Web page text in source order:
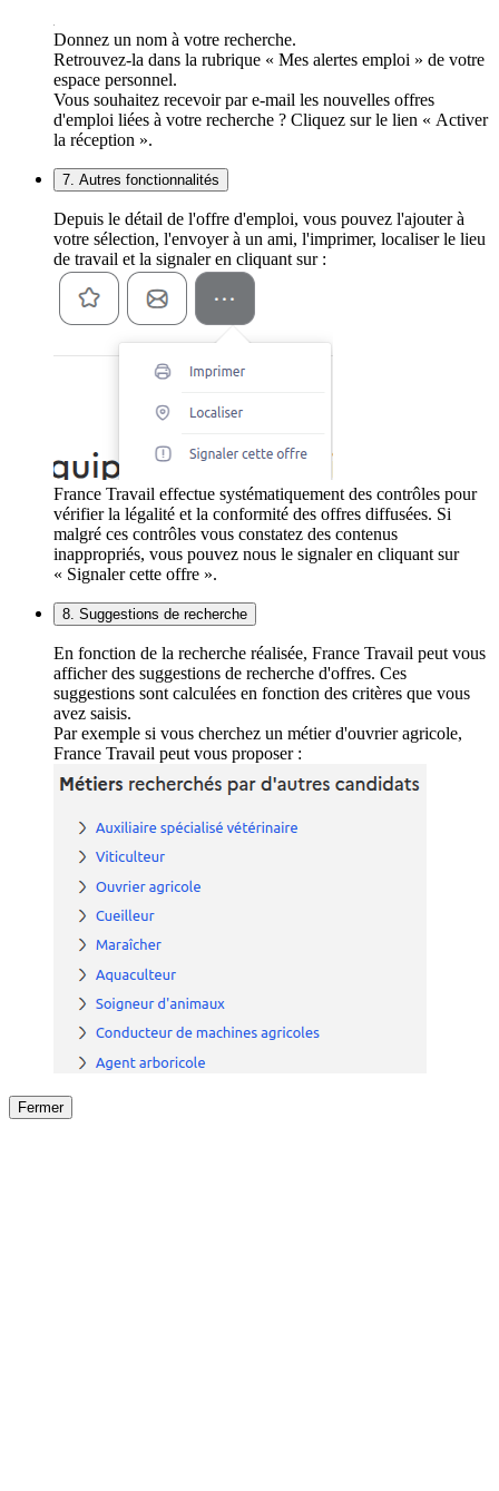
Donnez un nom à votre recherche.
Retrouvez-la dans la rubrique « Mes alertes emploi » de votre
espace personnel.
Vous souhaitez recevoir par e-mail les nouvelles offres
d'emploi liées à votre recherche ? Cliquez sur le lien « Activer
la réception ».
7. Autres fonctionnalités
Depuis le détail de l'offre d'emploi, vous pouvez l'ajouter à
votre sélection, l'envoyer à un ami, l'imprimer, localiser le lieu
de travail et la signaler en cliquant sur :
France Travail effectue systématiquement des contrôles pour
vérifier la légalité et la conformité des offres diffusées. Si
malgré ces contrôles vous constatez des contenus
inappropriés, vous pouvez nous le signaler en cliquant sur
« Signaler cette offre ».
8. Suggestions de recherche
En fonction de la recherche réalisée, France Travail peut vous
afficher des suggestions de recherche d'offres. Ces
suggestions sont calculées en fonction des critères que vous
avez saisis.
Par exemple si vous cherchez un métier d'ouvrier agricole,
France Travail peut vous proposer :
Fermer